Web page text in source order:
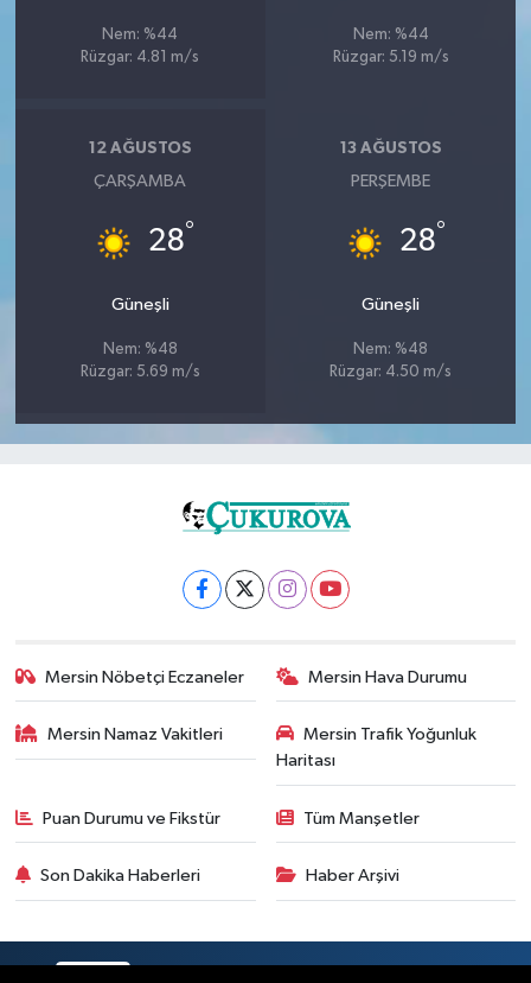
Nem: %44
Rüzgar: 4.81 m/s
Nem: %44
Rüzgar: 5.19 m/s
12 AĞUSTOS
ÇARŞAMBA
28°
Güneşli
Nem: %48
Rüzgar: 5.69 m/s
13 AĞUSTOS
PERŞEMBE
28°
Güneşli
Nem: %48
Rüzgar: 4.50 m/s
Mersin Nöbetçi Eczaneler Mersin Hava Durumu
Mersin Namaz Vakitleri
Mersin Trafik Yoğunluk
Haritası
Puan Durumu ve Fikstür Tüm Manşetler
Son Dakika Haberleri Haber Arşivi